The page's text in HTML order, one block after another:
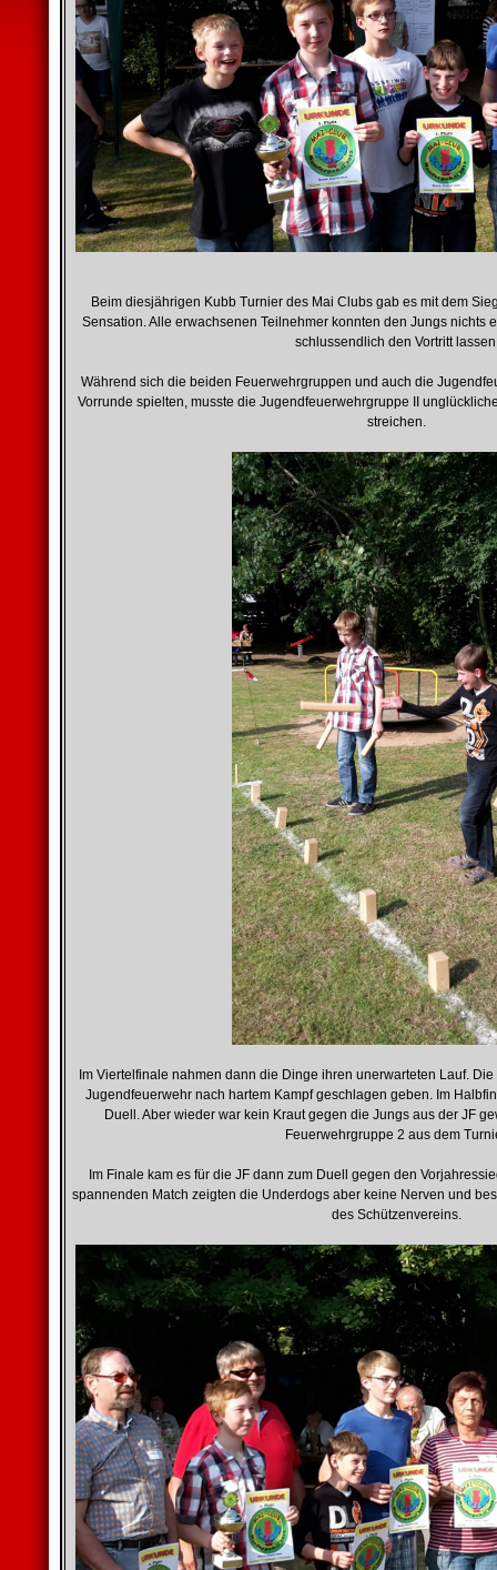
Beim diesjährigen Kubb Turnier des Mai Clubs gab es mit dem
Sensation. Alle erwachsenen Teilnehmer konnten den Jungs nichts
schlussendlich den Vortritt
Während sich die beiden Feuerwehrgruppen und auch die
Vorrunde spielten, musste die Jugendfeuerwehrgruppe II
streichen.
Im Viertelfinale nahmen dann die Dinge ihren unerwarteten Lauf.
Jugendfeuerwehr nach hartem Kampf geschlagen geben. Im
Duell. Aber wieder war kein Kraut gegen die Jungs aus der JF
Feuerwehrgruppe 2 aus dem
Im Finale kam es für die JF dann zum Duell gegen den
spannenden Match zeigten die Underdogs aber keine Nerven und
des Schützenvereins.